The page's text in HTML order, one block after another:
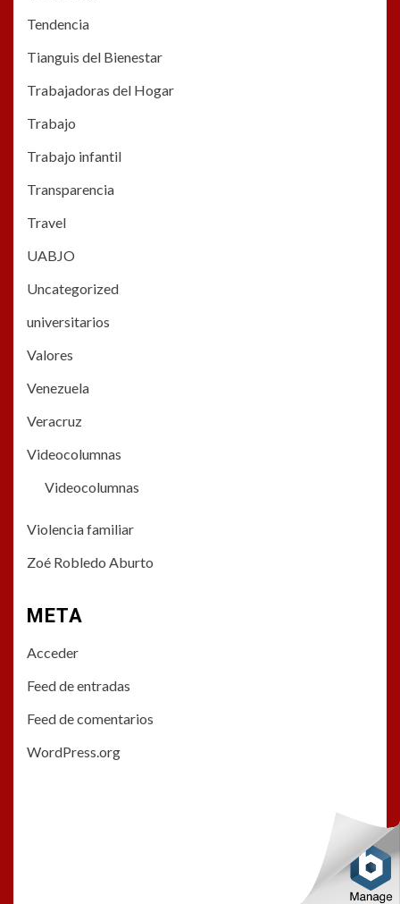
Tendencia
Tianguis del Bienestar
Trabajadoras del Hogar
Trabajo
Trabajo infantil
Transparencia
Travel
UABJO
Uncategorized
universitarios
Valores
Venezuela
Veracruz
Videocolumnas
Videocolumnas
Violencia familiar
Zoé Robledo Aburto
META
Acceder
Feed de entradas
Feed de comentarios
WordPress.org